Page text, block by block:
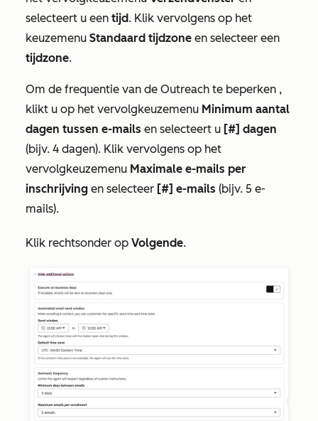
selecteert u een tijd. Klik vervolgens op het
keuzemenu Standaard tijdzone en selecteer een
tijdzone.
Om de frequentie van de Outreach te beperken ,
klikt u op het vervolgkeuzemenu Minimum aantal
dagen tussen e-mails en selecteert u [#] dagen
(bijv. 4 dagen). Klik vervolgens op het
vervolgkeuzemenu Maximale e-mails per
inschrijving en selecteer [#] e-mails (bijv. 5 e-
mails).
Klik rechtsonder op Volgende.